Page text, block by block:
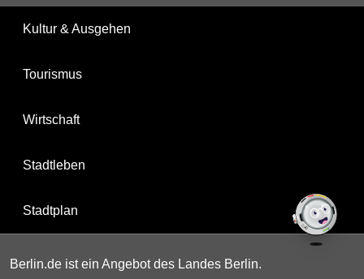
Kultur & Ausgehen
Tourismus
Wirtschaft
Stadtleben
Stadtplan
Berlin.de ist ein Angebot des Landes Berlin.